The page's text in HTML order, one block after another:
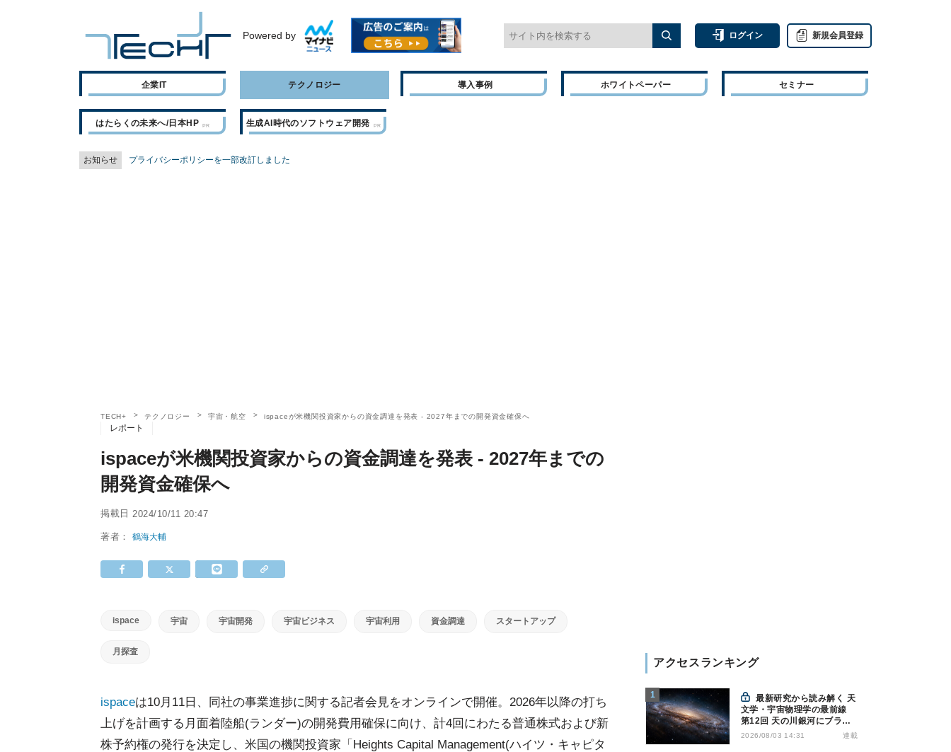
Powered by ログイン 新規会員登録
企業IT テクノロジー 導入事例 ホワイトペーパー セミナー
はたらくの未来へ/日本HP 生成AI時代のソフトウェア開発
お知らせ プライバシーポリシーを一部改訂しました
TECH+ テクノロジー 宇宙・航空 ispaceが米機関投資家からの資金調達を発表 - 2027年までの開発資金確保へ
レポート
ispaceが米機関投資家からの資金調達を発表 - 2027年までの
開発資金確保へ
掲載日 2024/10/11 20:47
著者：鶴海大輔
ispace 宇宙 宇宙開発 宇宙ビジネス 宇宙利用 資金調達 スタートアップ
月探査
ispaceは10月11日、同社の事業進捗に関する記者会見をオンラインで開催。2026年以降の打ち
上げを計画する月面着陸船(ランダー)の開発費用確保に向け、計4回にわたる普通株式および新
株予約権の発行を決定し、米国の機関投資家「Heights Capital Management(ハイツ・キャピタ
アクセスランキング
最新研究から読み解く 天
文学・宇宙物理学の最前線
第12回 天の川銀河にブラッ
クホール1億7000万個？ - 大
2026/08/03 14:31 連載